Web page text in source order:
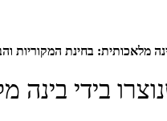
מלאכותית: בחינת המקוריות
בידי